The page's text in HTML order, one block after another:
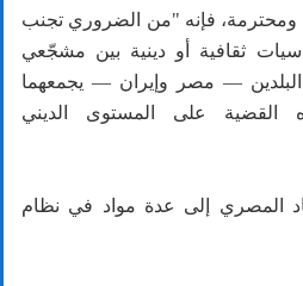
ومحترمة، فإنه "من الضروري تجنب
ثقافية أو دينية بين مشجّعي
البلدين — مصر وإيران — يجمعهما
على المستوى الديني
المصري إلى عدة مواد في نظام